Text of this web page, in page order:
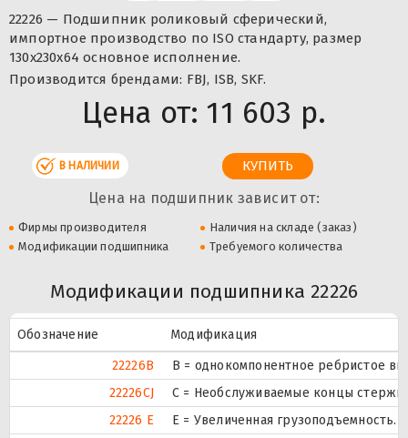
22226 — Подшипник роликовый сферический,
импортное производство по ISO стандарту, размер
130x230x64 основное исполнение.
Производится брендами: FBJ, ISB, SKF.
Цена от: 11 603 р.
В НАЛИЧИИ
Цена на подшипник зависит от:
Фирмы производителя
Наличия на складе (заказ)
Модификации подшипника
Требуемого количества
Модификации подшипника 22226
Обозначение
Модификация
22226B
B = однокомпонентное ребристое
22226CJ
С = Необслуживаемые концы
22226 E
Е = Увеличенная грузоподъемность.